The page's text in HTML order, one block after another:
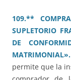
109.**
SUPLETORIO
DE
MATRIMONIAL».
permite que la